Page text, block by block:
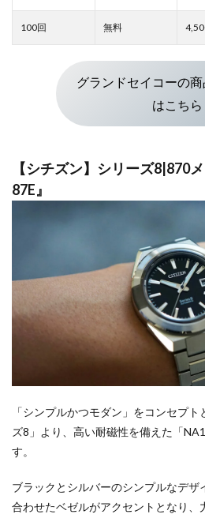
グランドセイコーの
はこちら
【シチズン】シリーズ8|870
87E』
「シンプルかつモダン」をコンセプ
ズ8」より、高い耐磁性を備えた「
す。
ブラックとシルバーのシンプルなデザ
合わせたベゼルがアクセントとなり、